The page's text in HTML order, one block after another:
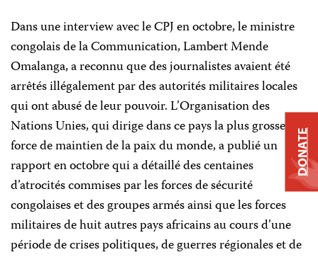
Dans une interview avec le CPJ en octobre, le ministre
congolais de la Communication, Lambert Mende
Omalanga, a reconnu que des journalistes avaient été
arrêtés illégalement par des autorités militaires locales
qui ont abusé de leur pouvoir. L’Organisation des
Nations Unies, qui dirige dans ce pays la plus grosse
force de maintien de la paix du monde, a publié un
rapport en octobre qui a détaillé des centaines
d’atrocités commises par les forces de sécurité
congolaises et des groupes armés ainsi que les forces
militaires de huit autres pays africains au cours d’une
période de crises politiques, de guerres régionales et de
DONATE